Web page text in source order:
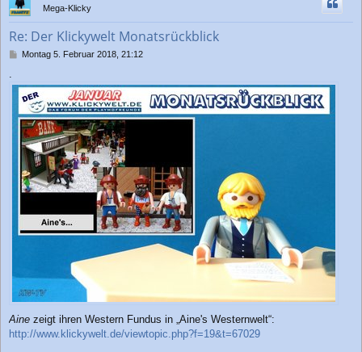
Mega-Klicky
Re: Der Klickywelt Monatsrückblick
B
t
a
g
Montag 5. Februar 2018, 21:12
.
Aine zeigt ihren Western Fundus in „Aine's Westernwelt“:
http://www.klickywelt.de/viewtopic.php?f=19&t=67029